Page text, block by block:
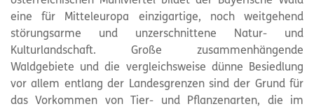
eine für Mitteleuropa einzigartige, noch weitgehend
störungsarme und unzerschnittene Natur- und
Kulturlandschaft. Große zusammenhängende
Waldgebiete und die vergleichsweise dünne Besiedlung
vor allem entlang der Landesgrenzen sind der Grund für
das Vorkommen von Tier- und Pflanzenarten, die im